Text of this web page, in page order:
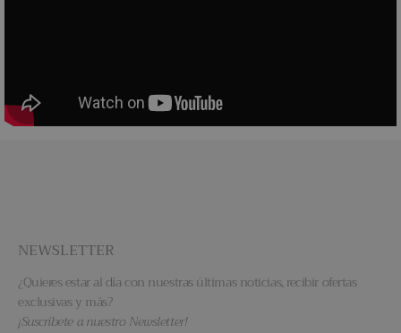
NEWSLETTER
¿Quieres estar al día con nuestras últimas noticias, recibir ofertas
exclusivas y más?
¡Suscríbete a nuestro Newsletter!